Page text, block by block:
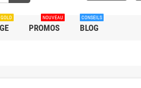
GOLD
PROMOS
NOUVEAU
BLOG
CONSEILS